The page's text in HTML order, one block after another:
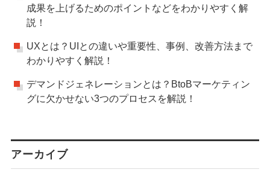
成果を上げるためのポイントなどをわかりやすく解
説！
UXとは？UIとの違いや重要性、事例、改善方法まで
わかりやすく解説！
デマンドジェネレーションとは？BtoBマーケティン
グに欠かせない3つのプロセスを解説！
アーカイブ